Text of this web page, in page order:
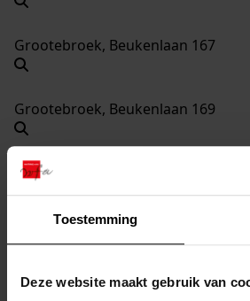
Toestemming
Deze website maakt gebruik van
Grootebroek, Beukenlaan 167
Grootebroek, Beukenlaan 169
Grootebroek, Beukenlaan 171